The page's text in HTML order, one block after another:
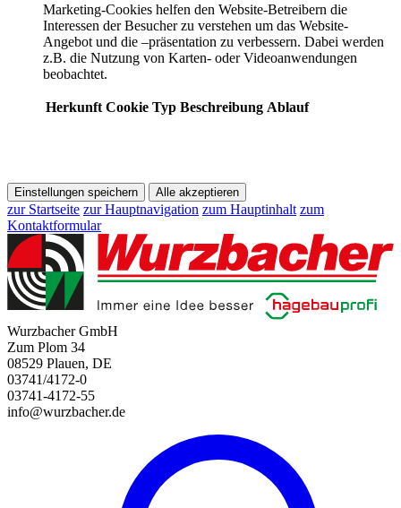
Marketing-Cookies helfen den Website-Betreibern die
Interessen der Besucher zu verstehen um das Website-
Angebot und die –präsentation zu verbessern. Dabei werden
z.B. die Nutzung von Karten- oder Videoanwendungen
beobachtet.
Herkunft Cookie Typ Beschreibung Ablauf
Einstellungen speichern Alle akzeptieren
zur Startseite zur Hauptnavigation zum Hauptinhalt zum
Kontaktformular
Wurzbacher GmbH
Zum Plom 34
08529 Plauen, DE
03741/4172-0
03741-4172-55
info@wurzbacher.de